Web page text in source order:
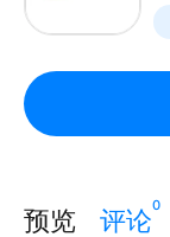
预览 评论0